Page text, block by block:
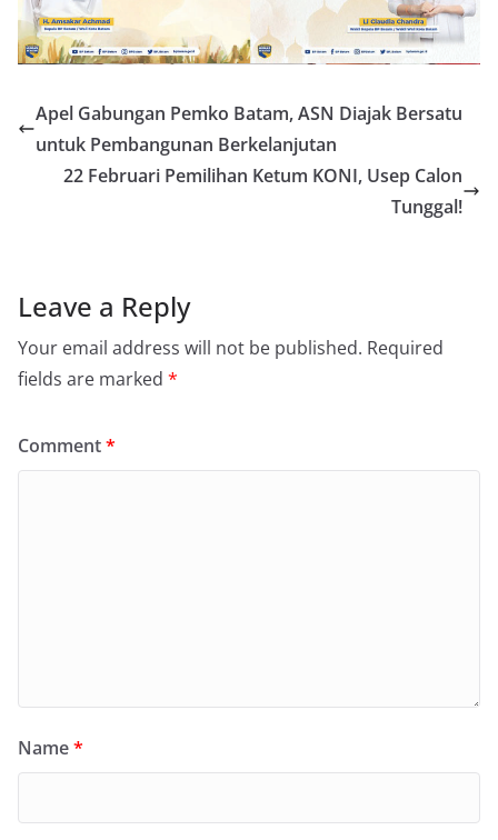
Apel Gabungan Pemko Batam, ASN Diajak Bersatu
untuk Pembangunan Berkelanjutan
22 Februari Pemilihan Ketum KONI, Usep Calon
Tunggal!
Leave a Reply
Your email address will not be published. Required
fields are marked *
Comment*
Name*